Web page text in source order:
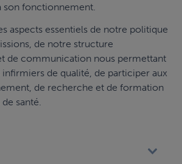
son fonctionnement.
aspects essentiels de notre politique
de notre structure
de communication nous permettant
infirmiers de qualité, de participer aux
de recherche et de formation
santé.